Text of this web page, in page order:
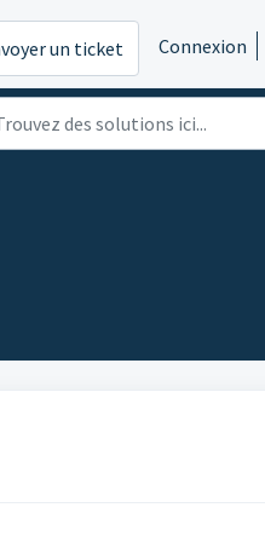
un ticket Connexion